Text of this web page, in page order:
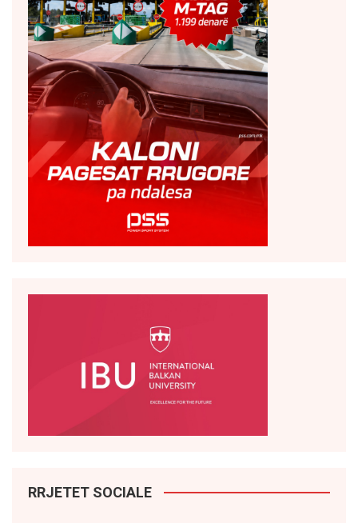
RRJETET SOCIALE